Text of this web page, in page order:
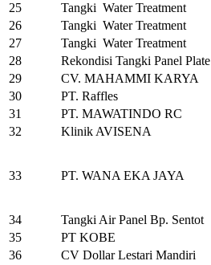
25
Tangki Water Treatment
26
Tangki Water Treatment
27
Tangki Water Treatment
28
Rekondisi Tangki Panel Plate
29
CV. MAHAMMI KARYA
30
PT. Raffles
31
PT. MAWATINDO RC
32
Klinik AVISENA
33 PT. WANA EKA JAYA
34
Tangki Air Panel Bp. Sentot
35
PT KOBE
36
CV Dollar Lestari Mandiri